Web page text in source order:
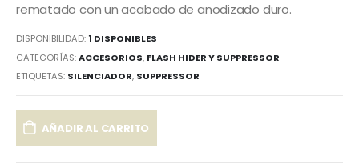
rematado con un acabado de anodizado duro.
DISPONIBILIDAD:1 DISPONIBLES
CATEGORÍAS:ACCESORIOS, FLASH HIDER Y SUPPRESSOR
ETIQUETAS: SILENCIADOR, SUPPRESSOR
AÑADIR AL CARRITO